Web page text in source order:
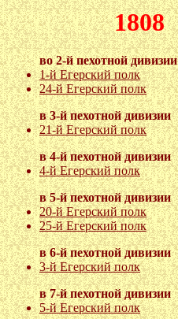
1808
во 2-й пехотной дивизии
1-й Егерский полк
24-й Егерский полк
в 3-й пехотной дивизии
21-й Егерский полк
в 4-й пехотной дивизии
4-й Егерский полк
в 5-й пехотной дивизии
20-й Егерский полк
25-й Егерский полк
в 6-й пехотной дивизии
3-й Егерский полк
в 7-й пехотной дивизии
5-й Егерский полк